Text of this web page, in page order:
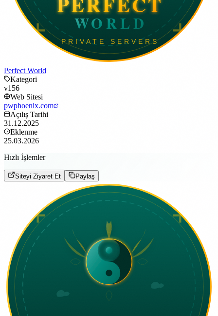
Perfect World
Kategori
v156
Web Sitesi
pwphoenix.com
Açılış Tarihi
31.12.2025
Eklenme
25.03.2026
Hızlı İşlemler
Siteyi Ziyaret Et Paylaş